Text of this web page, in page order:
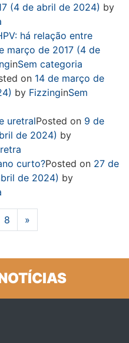
(4 de abril de 2024) by
há relação entre
março de 2017 (4 de
inSem categoria
on 14 de março de
by FizzinginSem
uretralPosted on 9 de
de 2024) by
curto?Posted on 27 de
de 2024) by
8 »